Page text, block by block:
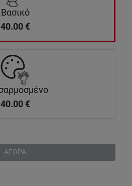
Βασικό
40.00 €
40.00 €
ΑΓΟΡΑ